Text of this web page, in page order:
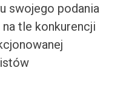
swojego podania
tle konkurencji